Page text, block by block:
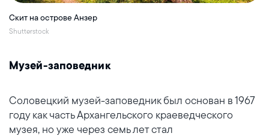
Скит на острове Анзер
Shutterstock
Музей-заповедник
Соловецкий музей-заповедник был основан в 1967
году как часть Архангельского краеведческого
музея, но уже через семь лет стал